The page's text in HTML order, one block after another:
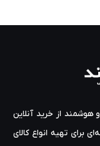
هوشمند از خرید آنلاین
برای تهیه‌ انواع کالای